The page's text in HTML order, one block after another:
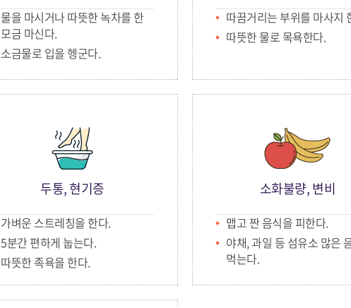
물을 마시거나 따뜻한 녹차를 한
모금 마신다.
소금물로 입을 헹군다.
따끔거리는 부위를 마사지
따뜻한 물로 목욕한다.
두통, 현기증
가벼운 스트레칭을 한다.
5분간 편하게 눕는다.
따뜻한 족욕을 한다.
소화불량, 변비
맵고 짠 음식을 피한다.
야채, 과일 등 섬유소 많은
먹는다.